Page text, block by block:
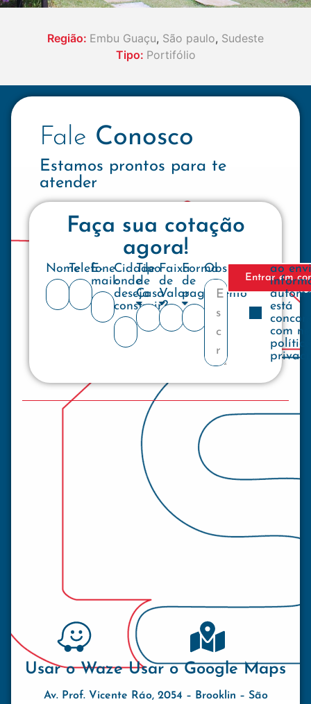
Região: Embu Guaçu, São paulo, Sudeste
Tipo: Portifólio
Fale Conosco
Estamos prontos para te
atender
Faça sua cotação
agora!
NomeTelefone
E-
mail:
Cidade
onde
deseja
construir?
Tipo
de
Casa
Faixa
de
Valor
Forma
de
pagamento
Observações
Entrar em
ao
está
com
Usar o Waze Usar o Google Maps
Av. Prof. Vicente Ráo, 2054 – Brooklin – São